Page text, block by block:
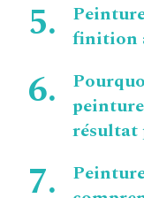
finition
résultat